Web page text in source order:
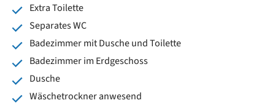
Extra Toilette
Separates WC
Badezimmer mit Dusche und Toilette
Badezimmer im Erdgeschoss
Dusche
Wäschetrockner anwesend